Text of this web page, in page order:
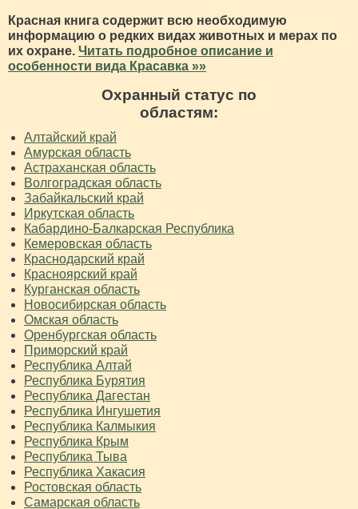
Красная книга содержит всю необходимую
информацию о редких видах животных и мерах по
их охране. Читать подробное описание и
особенности вида Красавка »»
Охранный статус по
областям:
Алтайский край
Амурская область
Астраханская область
Волгоградская область
Забайкальский край
Иркутская область
Кабардино-Балкарская Республика
Кемеровская область
Краснодарский край
Красноярский край
Курганская область
Новосибирская область
Омская область
Оренбургская область
Приморский край
Республика Алтай
Республика Бурятия
Республика Дагестан
Республика Ингушетия
Республика Калмыкия
Республика Крым
Республика Тыва
Республика Хакасия
Ростовская область
Самарская область